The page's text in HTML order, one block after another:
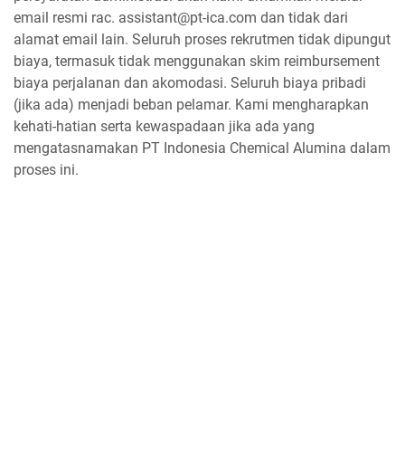
email resmi rac. assistant@pt-ica.com dan tidak dari
alamat email lain. Seluruh proses rekrutmen tidak dipungut
biaya, termasuk tidak menggunakan skim reimbursement
biaya perjalanan dan akomodasi. Seluruh biaya pribadi
(jika ada) menjadi beban pelamar. Kami mengharapkan
kehati-hatian serta kewaspadaan jika ada yang
mengatasnamakan PT Indonesia Chemical Alumina dalam
proses ini.